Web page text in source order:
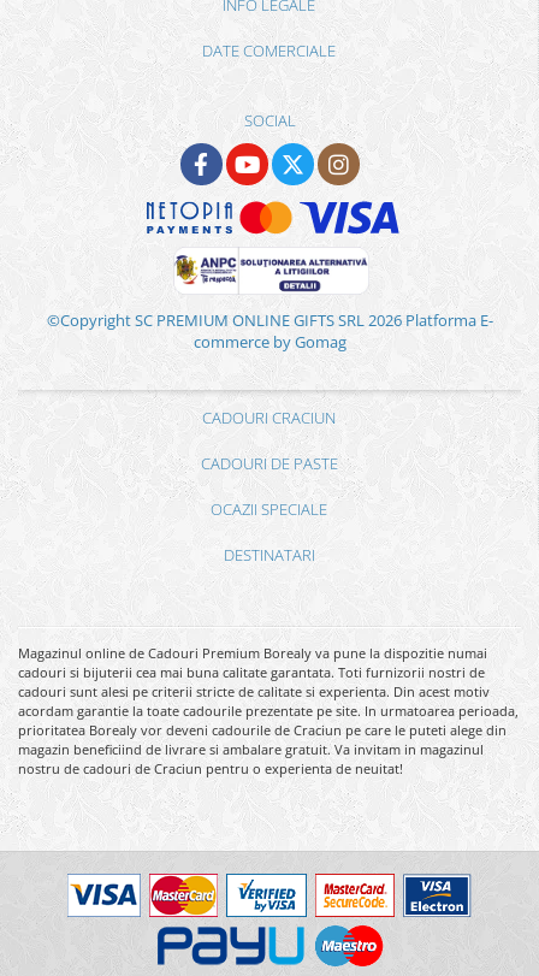
INFO LEGALE
DATE COMERCIALE
SOCIAL
©Copyright SC PREMIUM ONLINE GIFTS SRL 2026 Platforma E-
commerce by Gomag
CADOURI CRACIUN
CADOURI DE PASTE
OCAZII SPECIALE
DESTINATARI
Magazinul online de Cadouri Premium Borealy va pune la dispozitie numai
cadouri si bijuterii cea mai buna calitate garantata. Toti furnizorii nostri de
cadouri sunt alesi pe criterii stricte de calitate si experienta. Din acest motiv
acordam garantie la toate cadourile prezentate pe site. In urmatoarea perioada,
prioritatea Borealy vor deveni cadourile de Craciun pe care le puteti alege din
magazin beneficiind de livrare si ambalare gratuit. Va invitam in magazinul
nostru de cadouri de Craciun pentru o experienta de neuitat!